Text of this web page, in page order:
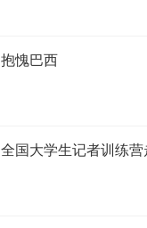
抱愧巴西
全国大学生记者训练营